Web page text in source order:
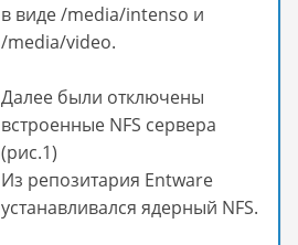
в виде /media/intenso и
/media/video.
Далее были отключены
встроенные NFS сервера
(рис.1)
Из репозитария Entware
устанавливался ядерный NFS.